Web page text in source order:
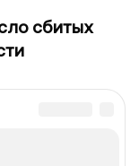
сбитых